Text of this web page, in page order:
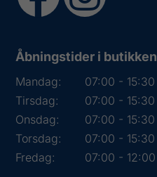
Åbningstider i butikken
Mandag:
07:00 - 15:30
Tirsdag:
07:00 - 15:30
Onsdag:
07:00 - 15:30
Torsdag:
07:00 - 15:30
Fredag:
07:00 - 12:00